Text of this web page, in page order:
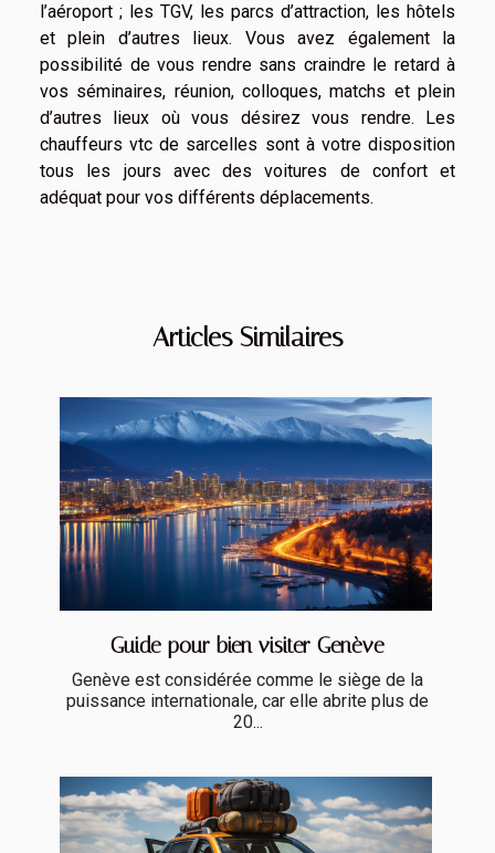
l’aéroport ; les TGV, les parcs d’attraction, les hôtels
et plein d’autres lieux. Vous avez également la
possibilité de vous rendre sans craindre le retard à
vos séminaires, réunion, colloques, matchs et plein
d’autres lieux où vous désirez vous rendre. Les
chauffeurs vtc de sarcelles sont à votre disposition
tous les jours avec des voitures de confort et
adéquat pour vos différents déplacements.
Articles Similaires
Guide pour bien visiter Genève
Genève est considérée comme le siège de la
puissance internationale, car elle abrite plus de
20...